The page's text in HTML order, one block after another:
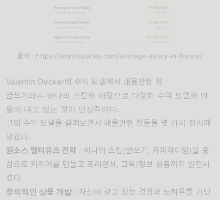
출처 : https://worldsalaries.com/average-salary-in-france/
Valentin Decker의 수익 모델에서 배울만한 점
글쓰기라는 하나의 스킬을 바탕으로 다양한 수익 모델을 만
들어 내고 있는 것이 인상적이다.
그의 수익 모델을 살펴보면서 배울만한 점들을 몇 가지 정리해
보았다.
원소스 멀티유즈 전략 : 하나의 스킬(글쓰기, 카피라이팅)을 중
심으로 커리어를 만들고 프리랜서, 교육/정보 상품까지 발전시
켰다.
창의적인 상품 개발 : 자신이 갖고 있는 경험과 노하우를 기반